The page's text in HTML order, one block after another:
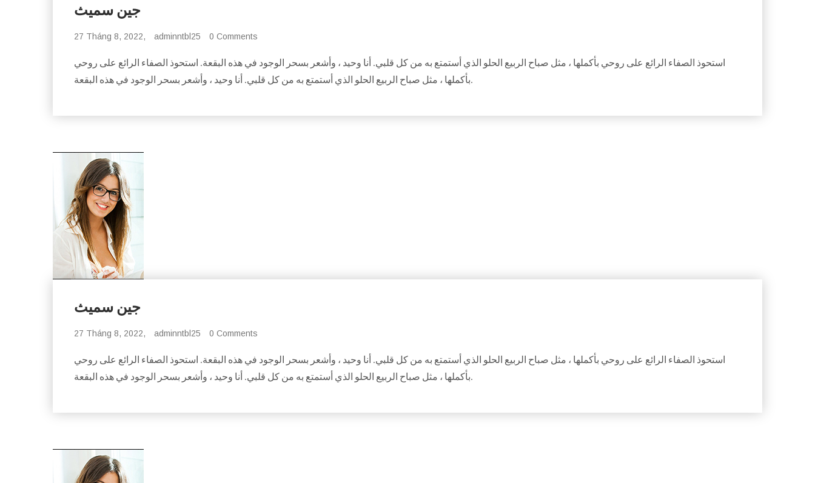
جين سميث
27 Tháng 8, 2022, adminntbl25 0 Comments
استحوذ الصفاء الرائع على روحي بأكملها ، مثل صباح الربيع الحلو الذي أستمتع به من كل قلبي. أنا وحيد ، وأشعر بسحر الوجود في هذه البقعة. استحوذ الصفاء الرائع على روحي
بأكملها ، مثل صباح الربيع الحلو الذي أستمتع به من كل قلبي. أنا وحيد ، وأشعر بسحر الوجود في هذه البقعة.
جين سميث
27 Tháng 8, 2022, adminntbl25 0 Comments
استحوذ الصفاء الرائع على روحي بأكملها ، مثل صباح الربيع الحلو الذي أستمتع به من كل قلبي. أنا وحيد ، وأشعر بسحر الوجود في هذه البقعة. استحوذ الصفاء الرائع على روحي
بأكملها ، مثل صباح الربيع الحلو الذي أستمتع به من كل قلبي. أنا وحيد ، وأشعر بسحر الوجود في هذه البقعة.